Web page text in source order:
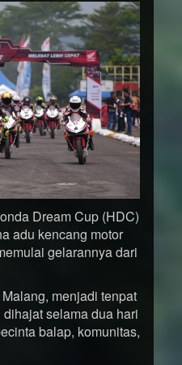
Dream Cup (HDC)
adu kencang motor
gelarannya dari
menjadi tenpat
selama dua hari
balap, komunitas,